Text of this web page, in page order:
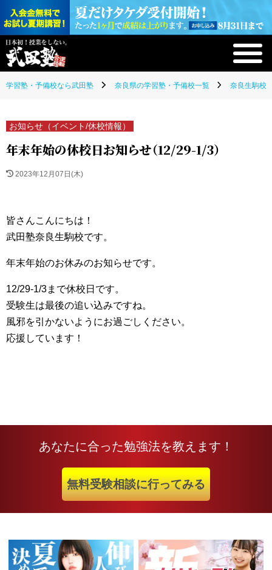
学習塾・予備校なら武田塾 奈良県の学習塾・予備校一覧 奈良生駒校(
お知らせ（イベント/休校情報）
年末年始の休校日お知らせ（12/29-1/3）
2023年12月07日(木)
皆さんこんにちは！
武田塾奈良生駒校です。
年末年始のお休みのお知らせです。
12/29-1/3まで休校日です。
受験生は最後の追い込みですね。
風邪を引かないようにお過ごしください。
応援しています！
あなたに合った勉強法を教えます！
無料受験相談に行ってみる